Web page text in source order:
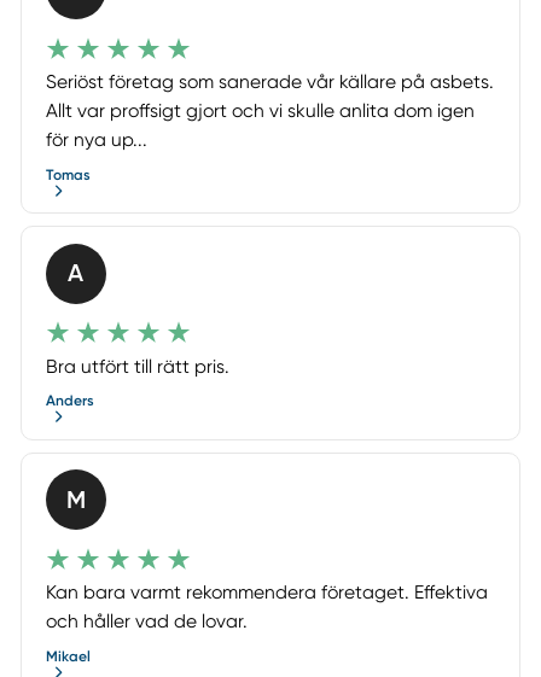
Seriöst företag som sanerade vår källare på asbets.
Allt var proffsigt gjort och vi skulle anlita dom igen
för nya up...
Tomas
A
Bra utfört till rätt pris.
Anders
M
Kan bara varmt rekommendera företaget. Effektiva
och håller vad de lovar.
Mikael